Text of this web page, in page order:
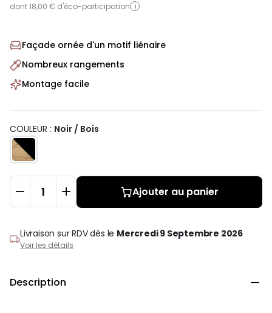
dont 18,00 € d'éco-participation i
Façade ornée d'un motif liénaire
Nombreux rangements
Montage facile
COULEUR : Noir / Bois
Ajouter au panier
Livraison sur RDVdès le Mercredi 9 Septembre 2026
Voir les détails
Description 